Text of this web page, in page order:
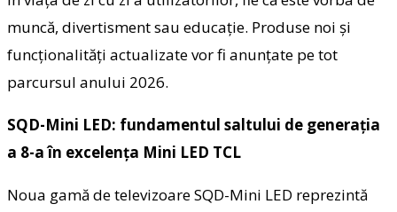
muncă, divertisment sau educație. Produse noi și
funcționalități actualizate vor fi anunțate pe tot
parcursul anului 2026.
SQD-Mini LED: fundamentul saltului de generația
a 8-a în excelența Mini LED TCL
Noua gamă de televizoare SQD-Mini LED reprezintă